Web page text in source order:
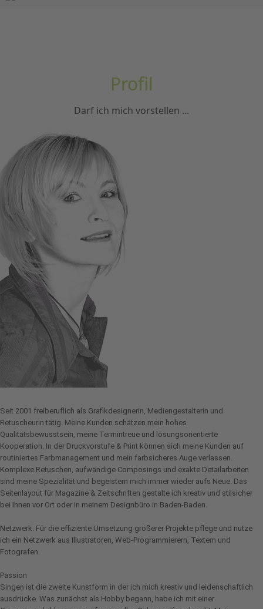
Profil
Darf ich mich vorstellen ...
Seit 2001 freiberuflich als Grafikdesignerin, Mediengestalterin und
Retuscheurin tätig. Meine Kunden schätzen mein hohes
Qualitätsbewusstsein, meine Termintreue und lösungsorientierte
Kooperation. In der Druckvorstufe & Print können sich meine Kunden auf
routiniertes Farbmanagement und mein farbsicheres Auge verlassen.
Komplexe Retuschen, aufwändige Composings und exakte Detailarbeiten
sind meine Spezialität und begeistern mich immer wieder aufs Neue. Das
Seitenlayout für Magazine & Zeitschriften gestalte ich kreativ und stilsicher
bei Ihnen vor Ort oder in meinem Designbüro in Baden-Baden.
Netzwerk: Für die effiziente Umsetzung größerer Projekte pflege und nutze
ich ein Netzwerk aus Illustratoren, Web-Programmierern, Textern und
Fotografen.
Passion
Singen ist die zweite Kunstform in der ich mich kreativ und leidenschaftlich
ausdrücke. Was zunächst als Hobby begann, habe ich mit einer